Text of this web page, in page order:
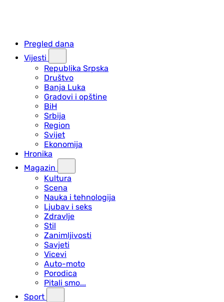
Pregled dana
Vijesti
Republika Srpska
Društvo
Banja Luka
Gradovi i opštine
BiH
Srbija
Region
Svijet
Ekonomija
Hronika
Magazin
Kultura
Scena
Nauka i tehnologija
Ljubav i seks
Zdravlje
Stil
Zanimljivosti
Savjeti
Vicevi
Auto-moto
Porodica
Pitali smo...
Sport